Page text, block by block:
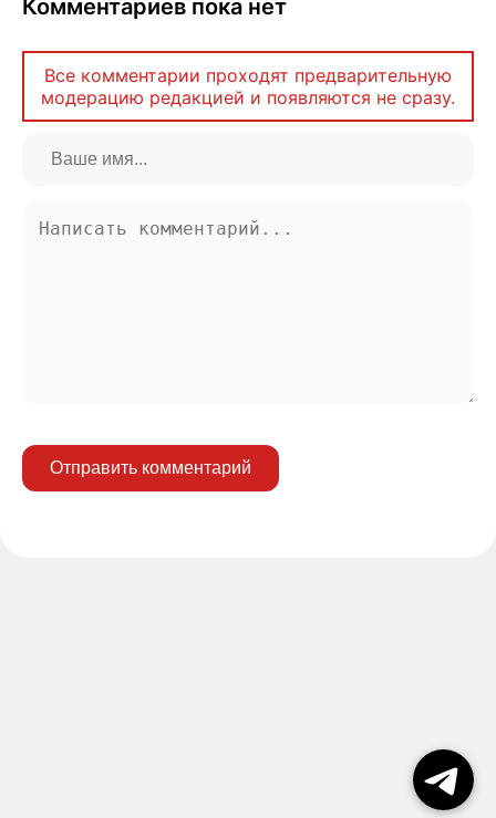
Комментариев пока нет
Все комментарии проходят предварительную
модерацию редакцией и появляются не сразу.
Отправить комментарий